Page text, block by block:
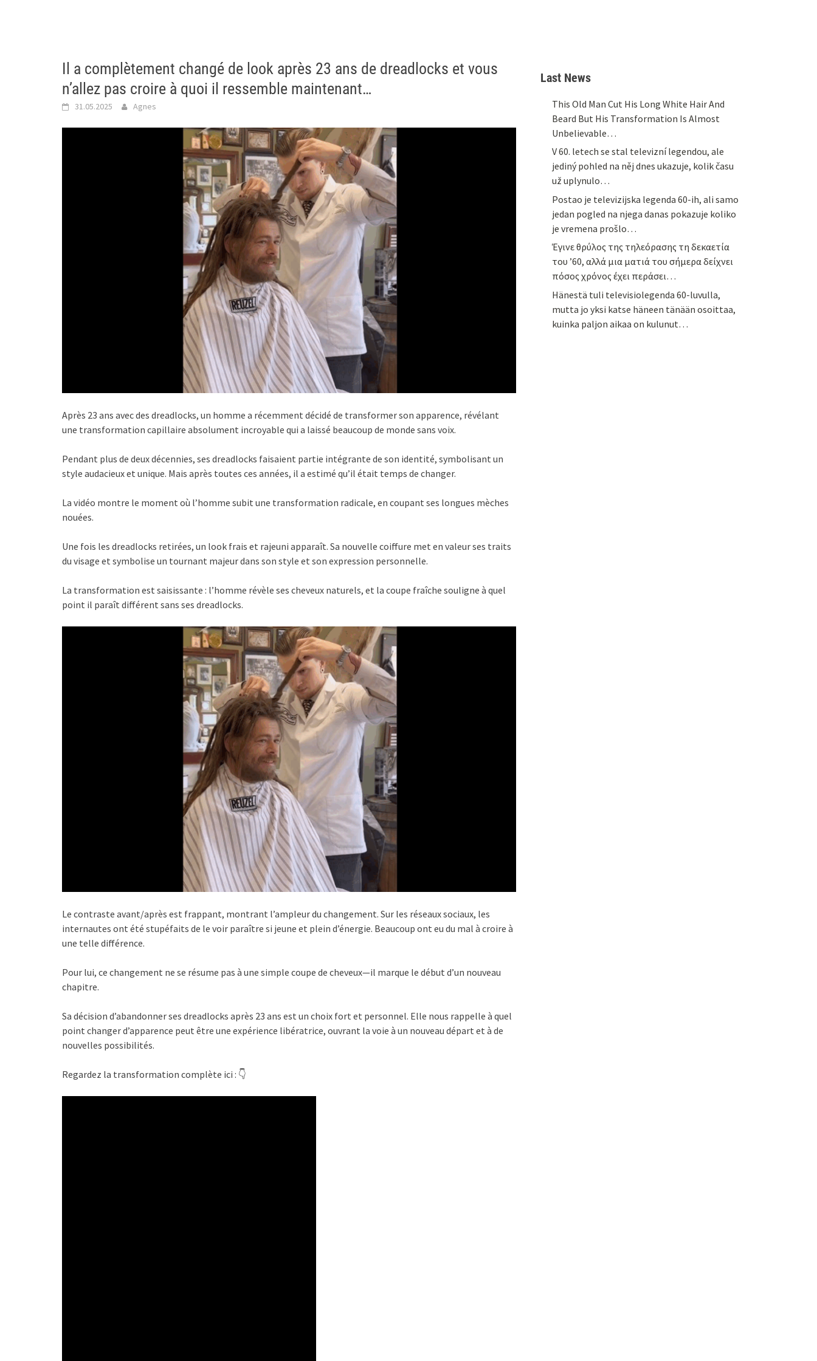
Il a complètement changé de look après 23 ans de dreadlocks et vous
n’allez pas croire à quoi il ressemble maintenant…
31.05.2025 Agnes
Après 23 ans avec des dreadlocks, un homme a récemment décidé de transformer son apparence, révélant
une transformation capillaire absolument incroyable qui a laissé beaucoup de monde sans voix.
Pendant plus de deux décennies, ses dreadlocks faisaient partie intégrante de son identité, symbolisant un
style audacieux et unique. Mais après toutes ces années, il a estimé qu’il était temps de changer.
La vidéo montre le moment où l’homme subit une transformation radicale, en coupant ses longues mèches
nouées.
Une fois les dreadlocks retirées, un look frais et rajeuni apparaît. Sa nouvelle coiffure met en valeur ses traits
du visage et symbolise un tournant majeur dans son style et son expression personnelle.
La transformation est saisissante : l’homme révèle ses cheveux naturels, et la coupe fraîche souligne à quel
point il paraît différent sans ses dreadlocks.
Le contraste avant/après est frappant, montrant l’ampleur du changement. Sur les réseaux sociaux, les
internautes ont été stupéfaits de le voir paraître si jeune et plein d’énergie. Beaucoup ont eu du mal à croire à
une telle différence.
Pour lui, ce changement ne se résume pas à une simple coupe de cheveux—il marque le début d’un nouveau
chapitre.
Sa décision d’abandonner ses dreadlocks après 23 ans est un choix fort et personnel. Elle nous rappelle à quel
point changer d’apparence peut être une expérience libératrice, ouvrant la voie à un nouveau départ et à de
nouvelles possibilités.
Regardez la transformation complète ici : 👇
Last News
This Old Man Cut His Long White Hair And
Beard But His Transformation Is Almost
Unbelievable…
V 60. letech se stal televizní legendou, ale
jediný pohled na něj dnes ukazuje, kolik času
už uplynulo…
Postao je televizijska legenda 60-ih, ali samo
jedan pogled na njega danas pokazuje koliko
je vremena prošlo…
Έγινε θρύλος της τηλεόρασης τη δεκαετία
του ’60, αλλά μια ματιά του σήμερα δείχνει
πόσος χρόνος έχει περάσει…
Hänestä tuli televisiolegenda 60-luvulla,
mutta jo yksi katse häneen tänään osoittaa,
kuinka paljon aikaa on kulunut…